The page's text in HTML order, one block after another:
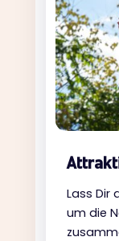
Lass Dir
um die